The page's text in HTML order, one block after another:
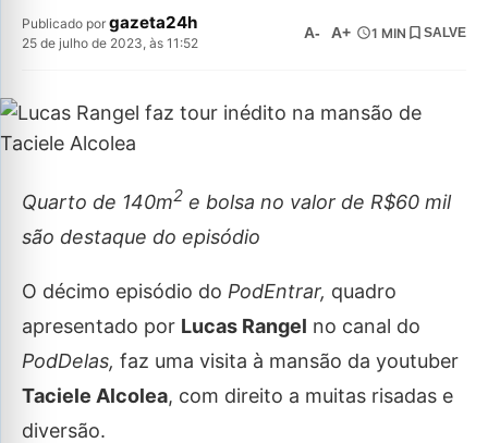
Publicado por gazeta24h
25 de julho de 2023, às 11:52
A- A+ 1 MIN SALVE
Quarto de 140m2 e bolsa no valor de R$60 mil
são destaque do episódio
O décimo episódio do PodEntrar, quadro
apresentado por Lucas Rangel no canal do
PodDelas, faz uma visita à mansão da youtuber
Taciele Alcolea, com direito a muitas risadas e
diversão.